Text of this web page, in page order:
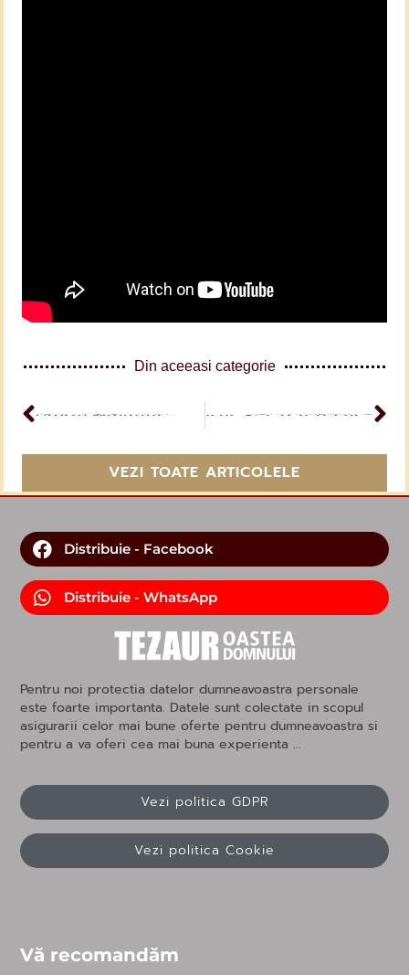
Din aceeasi categorie
ARTICOL PERCEDENT ARTICOL URMĂTOR
Isus S-a arătat celor unsprezece
VEZI TOATE ARTICOLELE
Distribuie - Facebook
Distribuie - WhatsApp
Pentru noi protectia datelor dumneavoastra personale
este foarte importanta. Datele sunt colectate in scopul
asigurarii celor mai bune oferte pentru dumneavoastra si
pentru a va oferi cea mai buna experienta …
Vezi politica GDPR
Vezi politica Cookie
Vă recomandăm